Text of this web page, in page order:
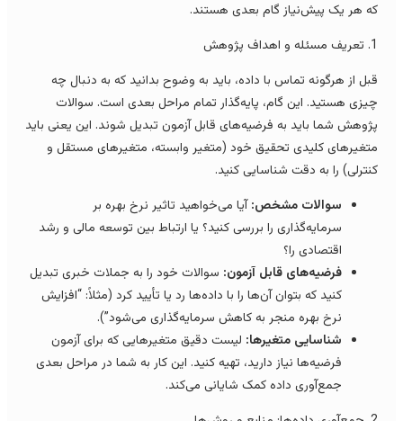
هر یک پیش‌نیاز گام بعدی هستند.
از هرگونه تماس با داده، باید به وضوح بدانید که به دنبال چه
هستید. این گام، پایه‌گذار تمام مراحل بعدی است. سوالات
شما باید به فرضیه‌های قابل آزمون تبدیل شوند. این یعنی باید
کلیدی تحقیق خود (متغیر وابسته، متغیرهای مستقل و
را به دقت شناسایی کنید.
سوالات مشخص:آیا می‌خواهید تاثیر نرخ بهره بر
سرمایه‌گذاری را بررسی کنید؟ یا ارتباط بین توسعه مالی و رشد
اقتصادی را؟
فرضیه‌های قابل آزمون:سوالات خود را به جملات خبری تبدیل
کنید که بتوان آن‌ها را با داده‌ها رد یا تأیید کرد (مثلاً: “افزایش
نرخ بهره منجر به کاهش سرمایه‌گذاری می‌شود”).
شناسایی متغیرها:لیست دقیق متغیرهایی که برای آزمون
فرضیه‌ها نیاز دارید، تهیه کنید. این کار به شما در مراحل بعدی
جمع‌آوری داده کمک شایانی می‌کند.